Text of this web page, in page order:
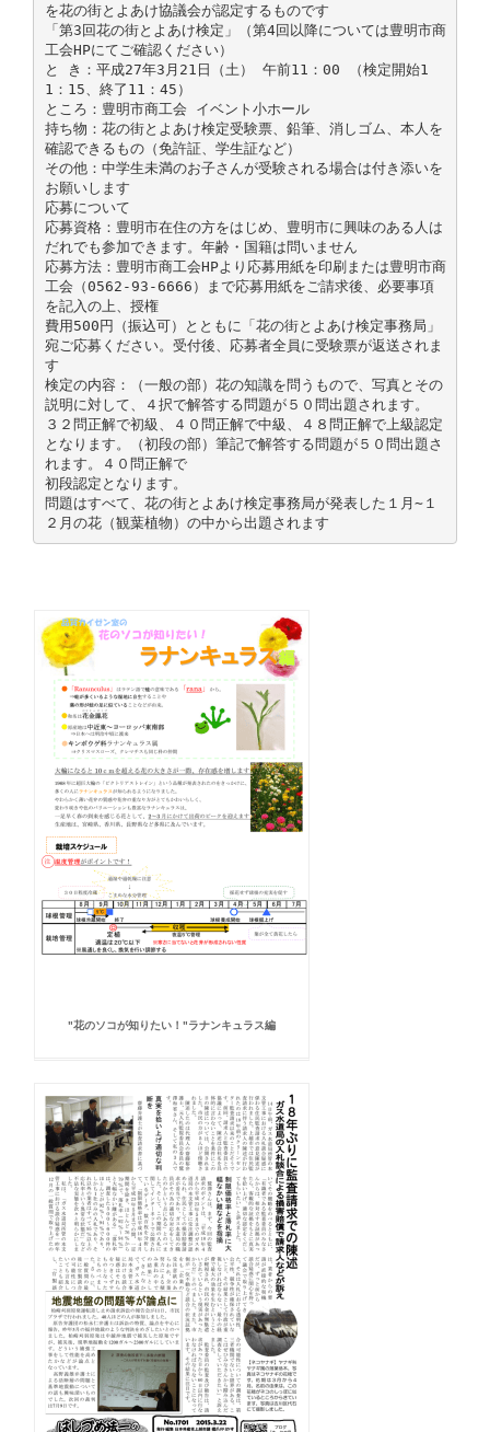
を花の街とよあけ協議会が認定するものです
「第3回花の街とよあけ検定」（第4回以降については豊明市商
工会HPにてご確認ください）
と き：平成27年3月21日（土） 午前11：00 （検定開始1
1：15、終了11：45）
ところ：豊明市商工会 イベント小ホール
持ち物：花の街とよあけ検定受験票、鉛筆、消しゴム、本人を
確認できるもの（免許証、学生証など）
その他：中学生未満のお子さんが受験される場合は付き添いを
お願いします
応募について
応募資格：豊明市在住の方をはじめ、豊明市に興味のある人は
だれでも参加できます。年齢・国籍は問いません
応募方法：豊明市商工会HPより応募用紙を印刷または豊明市商
工会（0562-93-6666）まで応募用紙をご請求後、必要事項
を記入の上、授権
費用500円（振込可）とともに「花の街とよあけ検定事務局」
宛ご応募ください。受付後、応募者全員に受験票が返送されま
す
検定の内容：（一般の部）花の知識を問うもので、写真とその
説明に対して、４択で解答する問題が５０問出題されます。
３２問正解で初級、４０問正解で中級、４８問正解で上級認定
となります。（初段の部）筆記で解答する問題が５０問出題さ
れます。４０問正解で
初段認定となります。
問題はすべて、花の街とよあけ検定事務局が発表した１月∼１
"花のソコが知りたい！"ラナンキュラス編